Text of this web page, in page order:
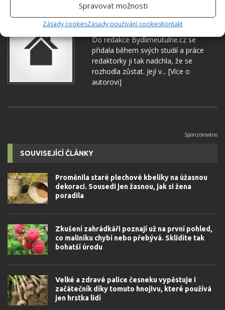
Spravovat možnosti
Zásady cookiesZásady používání cookiesKontakt
Hana Musilová
Do redakce Bydlimeutulne.cz se
přidala během svých studií a práce
redaktorky ji tak nadchla, že se
rozhodla zůstat. Její v... [Více o
autorovi]
SOUVISEJÍCÍ ČLÁNKY
Proměnila staré plechové kbelíky na úžasnou
dekoraci. Sousedi jen žasnou, jak si žena
poradila
Zkušení zahrádkáři poznají už na první pohled,
co maliníku chybí nebo přebývá. Sklidíte tak
bohatší úrodu
Velké a zdravé palice česneku vypěstuje i
začátečník díky tomuto hnojivu, které používá
jen hrstka lidí